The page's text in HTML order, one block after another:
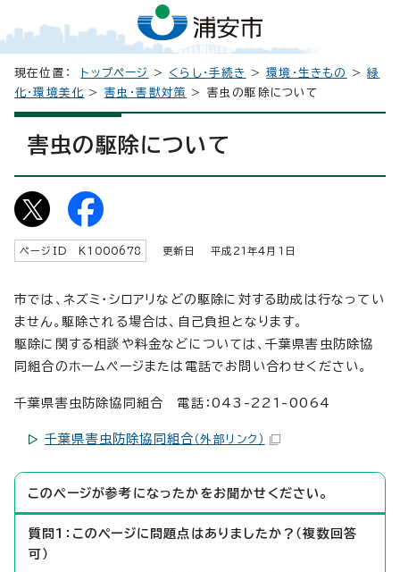
現在位置： トップページ > くらし・手続き >環境・生きもの >緑
化・環境美化 > 害虫・害獣対策 > 害虫の駆除について
害虫の駆除について
ページID K 1000678 更新日 平成 21年4月1日
市では、ネズミ・シロアリなどの駆除に対する助成は行なってい
ません。駆除される場合は、自己負担となります。
駆除に関する相談や料金などについては、千葉県害虫防除協
同組合のホームページまたは電話でお問い合わせください。
千葉県害虫防除協同組合 電話：043-221-0064
千葉県害虫防除協同組合 （外部リンク）
このページが参考になったかをお聞かせください。
質問1：このページに問題点はありましたか？（複数回答
可）